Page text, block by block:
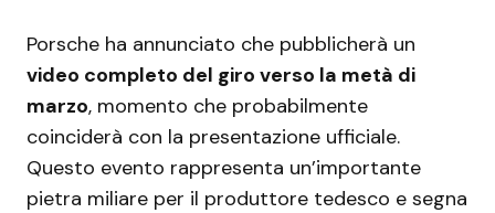
Porsche ha annunciato che pubblicherà un
video completo del giro verso la metà di
marzo, momento che probabilmente
coinciderà con la presentazione ufficiale.
Questo evento rappresenta un’importante
pietra miliare per il produttore tedesco e segna